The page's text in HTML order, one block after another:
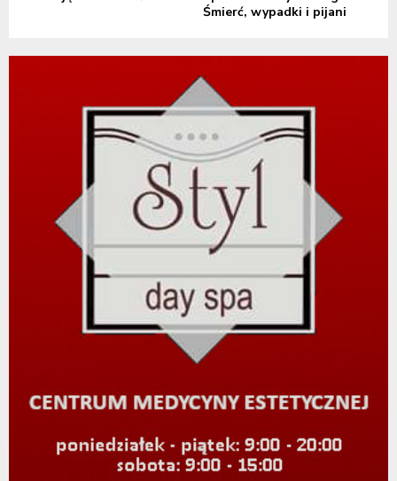
Śmierć, wypadki i pijani